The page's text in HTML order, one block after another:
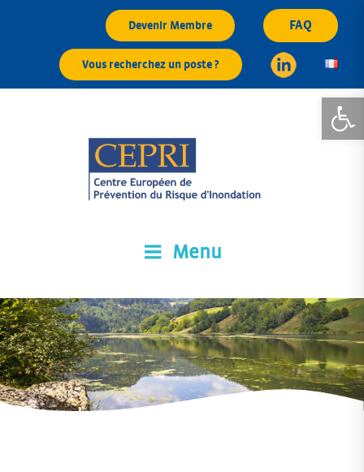
Ouvrir
Devenir Membre FAQ
Vous recherchez un poste ?
Menu